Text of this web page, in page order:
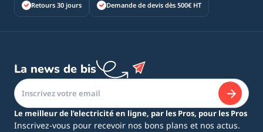
Retours 30 jours Demande de devis dès 500€ HT
La news de bis
Le meilleur de l’electricité en ligne, par les Pros, pour les Pros
Inscrivez-vous pour recevoir nos bons plans et nos actus.